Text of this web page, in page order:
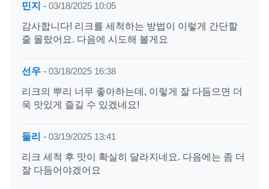
민지 - 03/18/2025 10:05
감사합니다! 리크를 세척하는 방법이 이렇게 간단할
줄 몰랐어요. 다음에 시도해 볼게요
선우 - 03/18/2025 16:38
리크의 뿌리 너무 좋아하는데, 이렇게 잘 다듬으면 더
욱 맛있게 즐길 수 있겠네요!
둘리 - 03/19/2025 13:41
리크 세척 후 맛이 확실히 달라지네요. 다음에는 좀 더
잘 다듬어야겠어요